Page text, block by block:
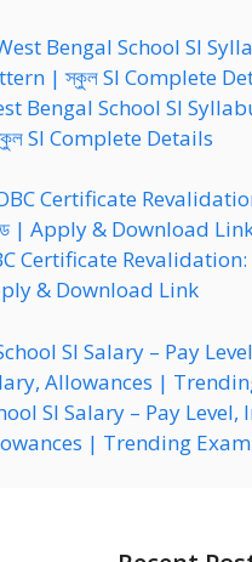
Bengal School SI
SI Complete Details
Certificate Revalidation:
& Download Link
SI Salary – Pay Level,
| Trending Exam